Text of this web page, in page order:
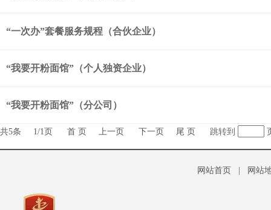
“一次办”套餐服务规程（合伙企业）
“我要开粉面馆”（个人独资企业）
“我要开粉面馆”（分公司）
共5条 1/1页 首 页 上一页 下一页 尾 页 跳转到